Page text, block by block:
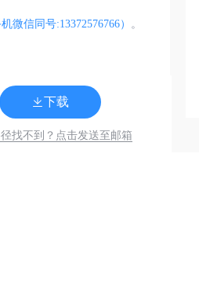
机微信同号:13372576766） 。
下载
找不到？点击发送至邮箱